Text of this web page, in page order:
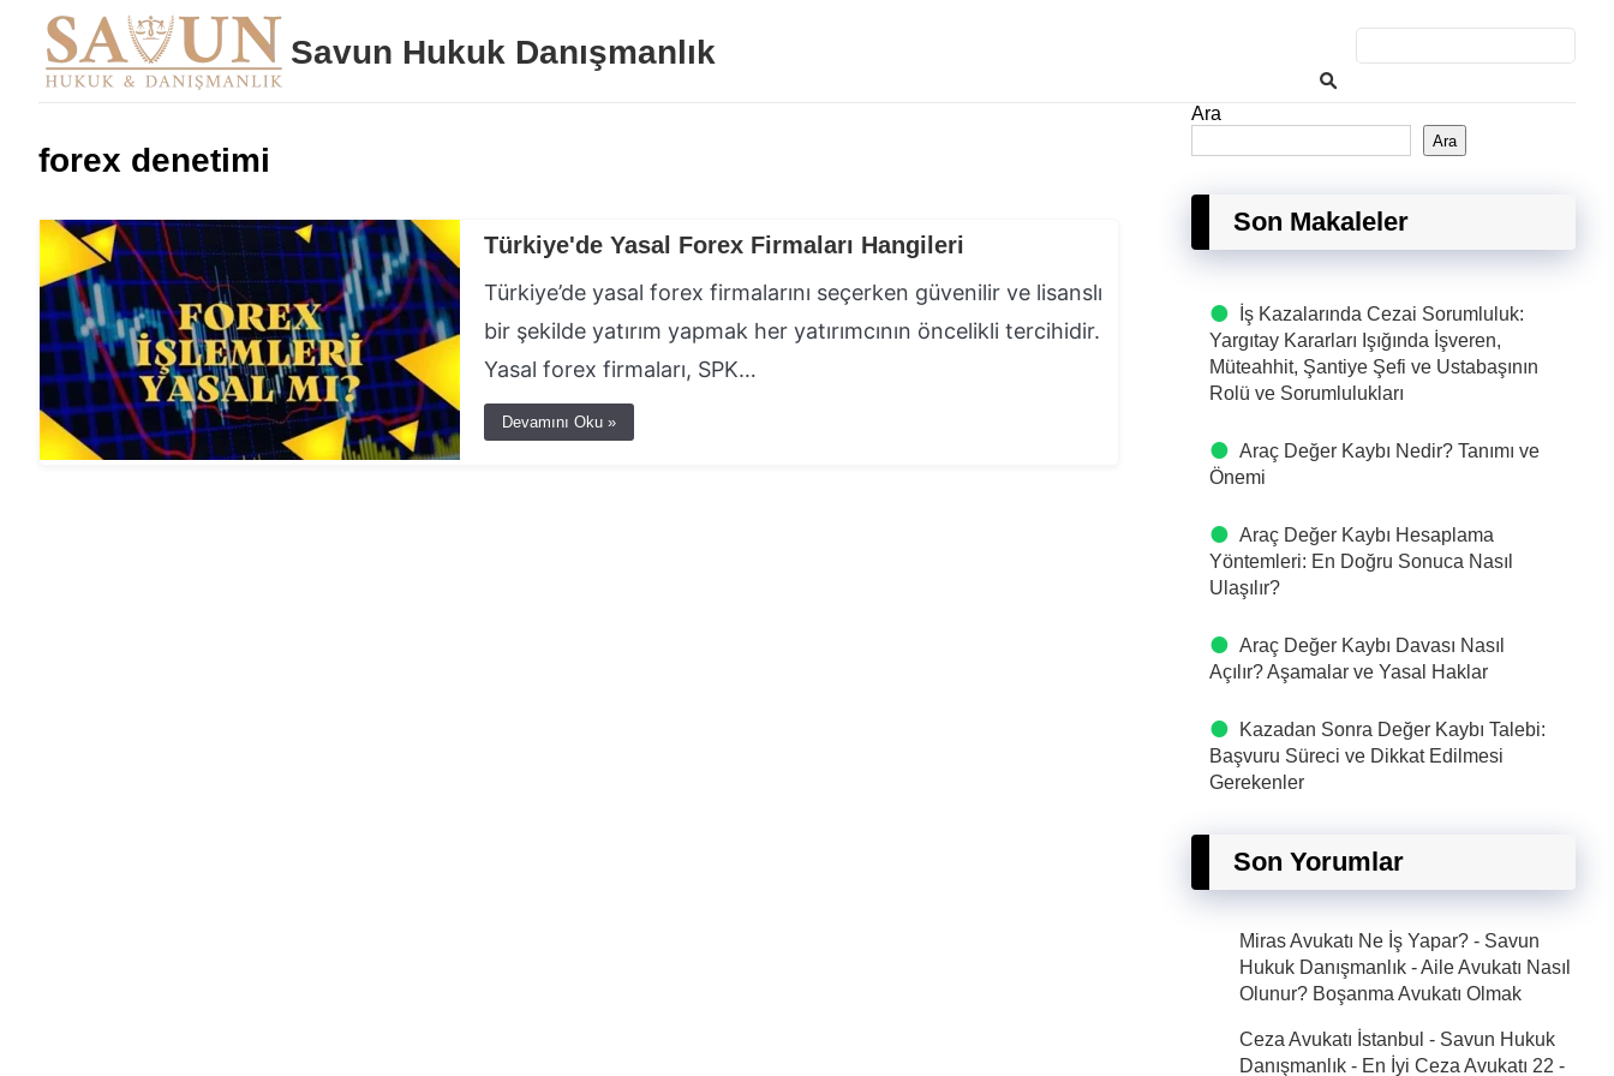
Savun Hukuk Danışmanlık
forex denetimi
Türkiye'de Yasal Forex Firmaları Hangileri
Türkiye’de yasal forex firmalarını seçerken güvenilir ve lisanslı
bir şekilde yatırım yapmak her yatırımcının öncelikli tercihidir.
Yasal forex firmaları, SPK…
Devamını Oku »
Ara
Ara
Son Makaleler
İş Kazalarında Cezai Sorumluluk:
Yargıtay Kararları Işığında İşveren,
Müteahhit, Şantiye Şefi ve Ustabaşının
Rolü ve Sorumlulukları
Araç Değer Kaybı Nedir? Tanımı ve
Önemi
Araç Değer Kaybı Hesaplama
Yöntemleri: En Doğru Sonuca Nasıl
Ulaşılır?
Araç Değer Kaybı Davası Nasıl
Açılır? Aşamalar ve Yasal Haklar
Kazadan Sonra Değer Kaybı Talebi:
Başvuru Süreci ve Dikkat Edilmesi
Gerekenler
Son Yorumlar
Miras Avukatı Ne İş Yapar? - Savun
Hukuk Danışmanlık -Aile Avukatı Nasıl
Olunur? Boşanma Avukatı Olmak
Ceza Avukatı İstanbul - Savun Hukuk
Danışmanlık - En İyi Ceza Avukatı 22 -